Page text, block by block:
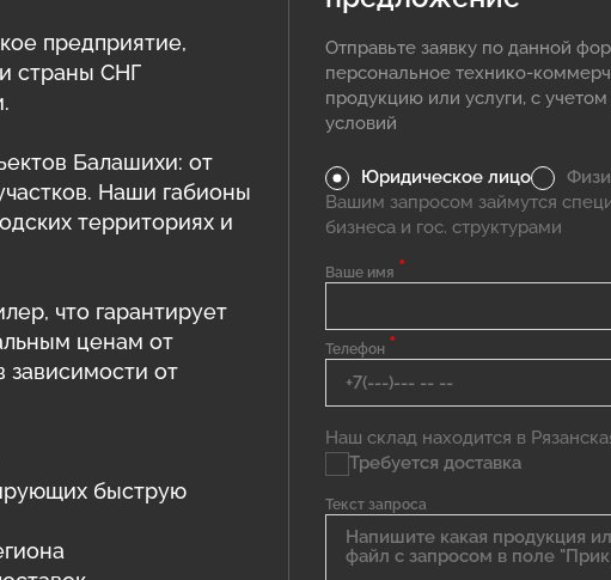
предприятие,
страны СНГ
Балашихи: от
Наши габионы
территориях и
что гарантирует
ценам от
зависимости от
быструю
Отправьте заявку по данной
персональное технико-
продукцию или услуги, с
условий
Юридическое лицо
Вашим запросом займутся
бизнеса и гос. структурами
Ваше имя *
Телефон *
Наш склад находится в
Требуется доставка
Текст запроса